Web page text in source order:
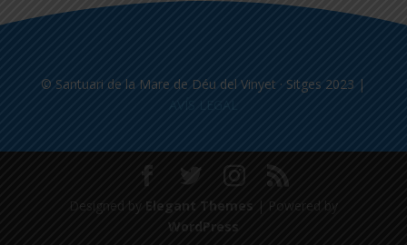
© Santuari de la Mare de Déu del Vinyet · Sitges 2023 |
AVÍS LEGAL
Designed by Elegant Themes | Powered by
WordPress